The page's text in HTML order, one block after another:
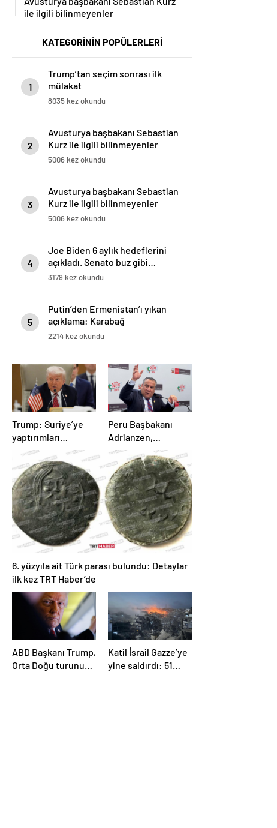
ile ilgili bilinmeyenler
KATEGORİNİN POPÜLERLERİ
1
Trump’tan seçim sonrası ilk
mülakat
8035 kez okundu
2
Avusturya başbakanı Sebastian
Kurz ile ilgili bilinmeyenler
5006 kez okundu
3
Avusturya başbakanı Sebastian
Kurz ile ilgili bilinmeyenler
5006 kez okundu
4
Joe Biden 6 aylık hedeflerini
açıkladı. Senato buz gibi…
3179 kez okundu
5
Putin’den Ermenistan’ı yıkan
açıklama: Karabağ
Azerbaycan’ın ayrılmaz bir
2214 kez okundu
Trump: Suriye’ye
yaptırımları
kaldırıyoruz
Peru Başbakanı
Adrianzen,
görevinden istifa
etti
6. yüzyıla ait Türk parası bulundu: Detaylar
ilk kez TRT Haber’de
ABD Başkanı Trump,
Orta Doğu turunun
Katil İsrail Gazze’ye
yine saldırdı: 51